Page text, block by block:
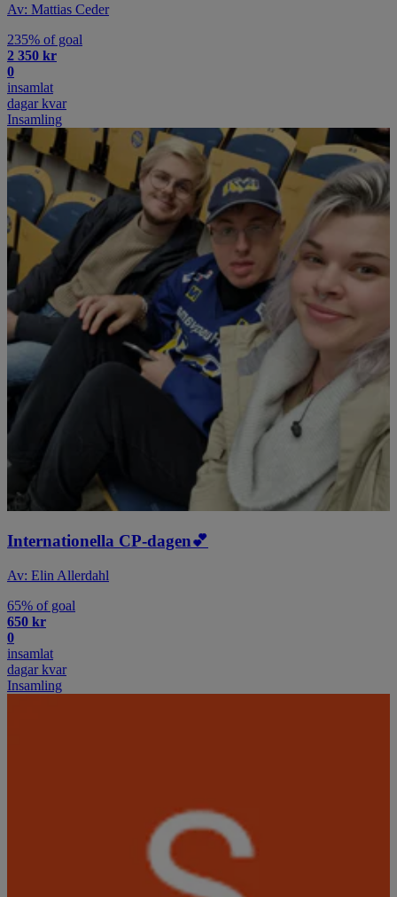
Av: Mattias Ceder
235% of goal
2 350 kr
0
insamlat
dagar kvar
Insamling
Internationella CP-dagen💕
Av: Elin Allerdahl
65% of goal
650 kr
0
insamlat
dagar kvar
Insamling